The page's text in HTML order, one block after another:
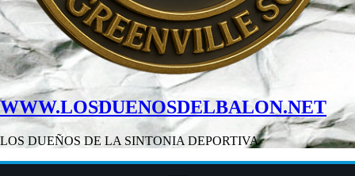
WWW.LOSDUENOSDELBALON.NET
LOS DUEÑOS DE LA SINTONIA DEPORTIVA